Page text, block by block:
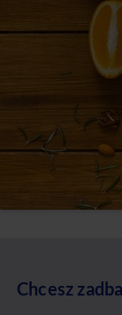
Chcesz